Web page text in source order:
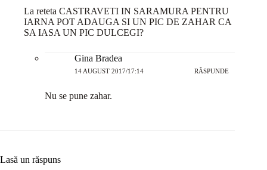
La reteta CASTRAVETI IN SARAMURA PENTRU
IARNA POT ADAUGA SI UN PIC DE ZAHAR CA
SA IASA UN PIC DULCEGI?
Gina Bradea
14 AUGUST 2017/17:14 RĂSPUNDE
Nu se pune zahar.
Lasă un răspuns